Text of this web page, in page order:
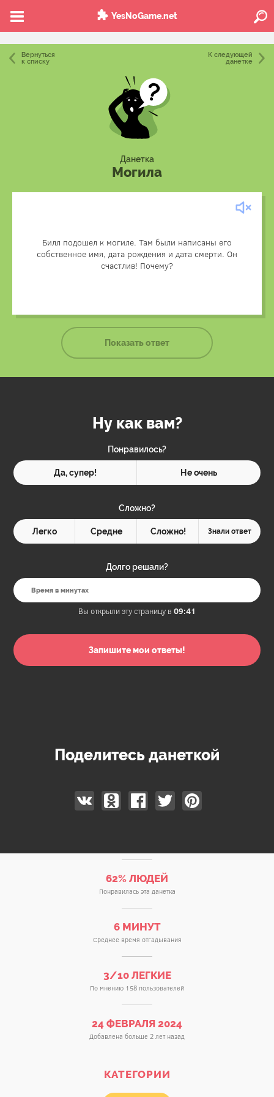
YesNoGame.net
Вернуться
к списку
К следующей
данетке
Данетка
Могила
Билл подошел к могиле. Там были написаны его
собственное имя, дата рождения и дата смерти. Он
счастлив! Почему?
Он намеренно инсценировал собственную смерть,
чтобы избежать расплаты за своё преступление. Он
обрадовался, что его план сработал!
Показать ответ
Ну как вам?
Понравилось?
Да, супер! Не очень
Сложно?
Легко Средне Сложно! Знали ответ
Долго решали?
Вы открыли эту страницу в 09:41
Поделитесь данеткой
62% ЛЮДЕЙ
Понравилась эта данетка
6 МИНУТ
Среднее время отгадывания
3/10 ЛЕГКИЕ
По мнению 158 пользователей
24 ФЕВРАЛЯ 2024
Добавлена больше 2 лет назад
КАТЕГОРИИ